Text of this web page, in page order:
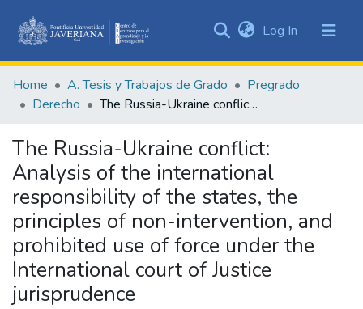
&
Collections
Statistics
Log In (current)
Home A. Tesis y Trabajos de Grado
Pregrado
Derecho
The Russia-Ukraine conflict: Analysis of the international responsibility of the states, the principles of non-intervention, and prohibited use of force under the International court of Justice jurisprudence
The Russia-Ukraine conflict:
Analysis of the international
responsibility of the states, the
principles of non-intervention, and
prohibited use of force under the
International court of Justice
jurisprudence